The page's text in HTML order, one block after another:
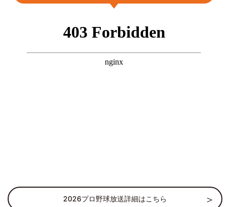
2026プロ野球放送詳細はこちら